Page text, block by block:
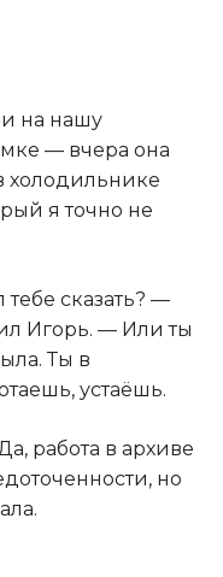
на нашу
— вчера она
холодильнике
я точно не
сказать? —
Игорь. — Или ты
Ты в
устаёшь.
работа в архиве
но